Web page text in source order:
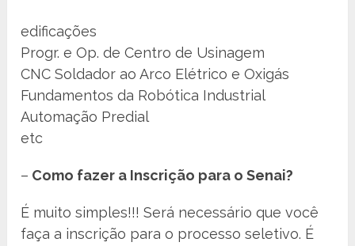
edificações
Progr. e Op. de Centro de Usinagem
CNC Soldador ao Arco Elétrico e Oxigás
Fundamentos da Robótica Industrial
Automação Predial
etc
– Como fazer a Inscrição para o Senai?
É muito simples!!! Será necessário que você
faça a inscrição para o processo seletivo. É